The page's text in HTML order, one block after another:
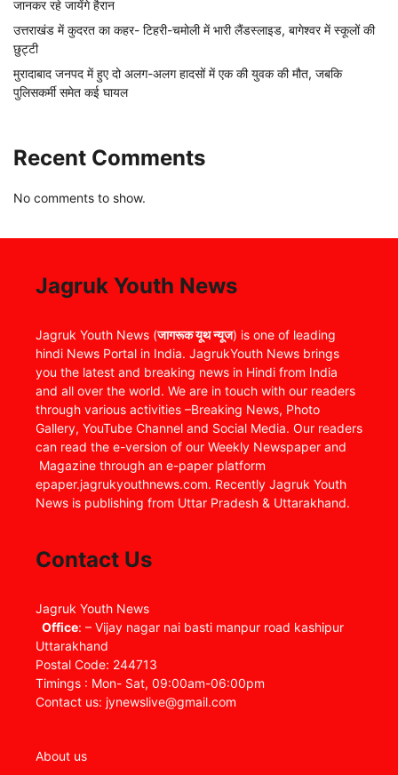
जानकर रहे जायेंगे हैरान
उत्तराखंड में कुदरत का कहर- टिहरी-चमोली में भारी लैंडस्लाइड, बागेश्वर में स्कूलों की
छुट्टी
मुरादाबाद जनपद में हुए दो अलग-अलग हादसों में एक की युवक की मौत, जबकि
पुलिसकर्मी समेत कई घायल
Recent Comments
No comments to show.
Jagruk Youth News
Jagruk Youth News (जागरूक यूथ न्यूज) is one of leading
hindi News Portal in India. JagrukYouth News brings
you the latest and breaking news in Hindi from India
and all over the world. We are in touch with our readers
through various activities –Breaking News, Photo
Gallery, YouTube Channel and Social Media. Our readers
can read the e-version of our Weekly Newspaper and
Magazine through an e-paper platform
epaper.jagrukyouthnews.com. Recently Jagruk Youth
News is publishing from Uttar Pradesh & Uttarakhand.
Contact Us
Jagruk Youth News
Office: – Vijay nagar nai basti manpur road kashipur
Uttarakhand
Postal Code: 244713
Timings : Mon- Sat, 09:00am-06:00pm
Contact us: jynewslive@gmail.com
About us